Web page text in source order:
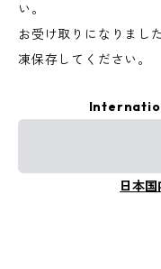
い。
お受け取りになりまし
凍保存してください。
日本